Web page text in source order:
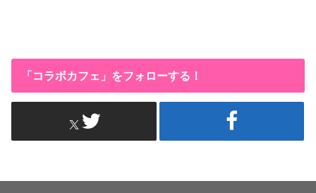
「コラボカフェ」をフォローする！